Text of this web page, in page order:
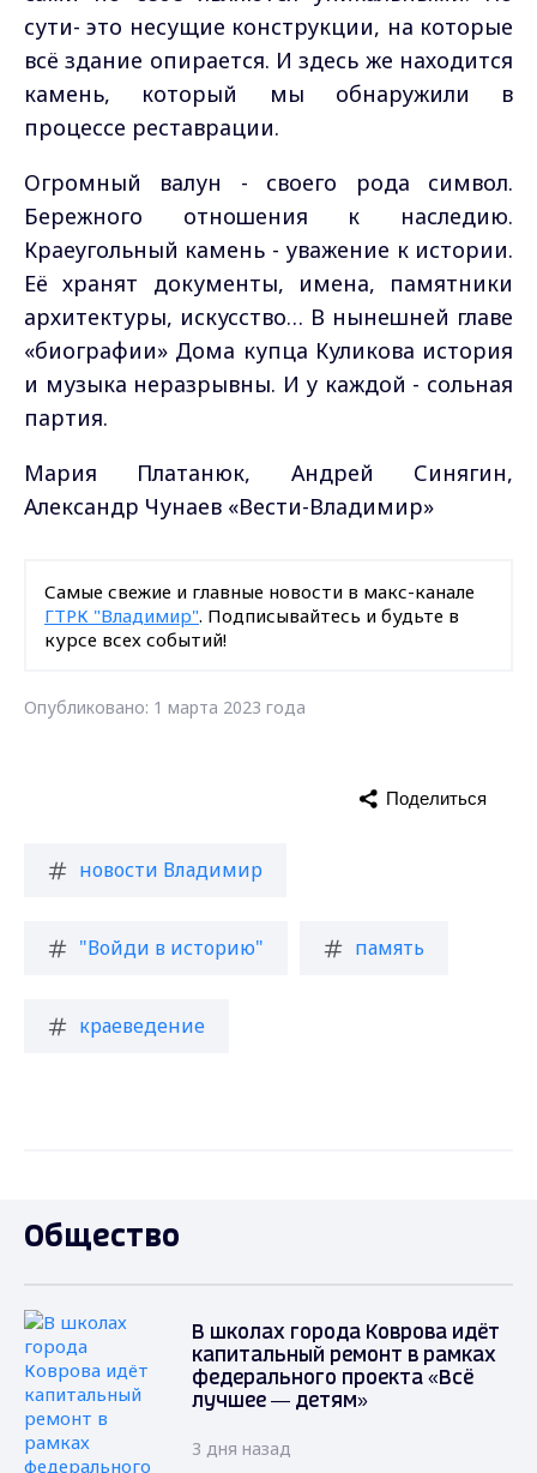
сути- это несущие конструкции, на которые
всё здание опирается. И здесь же находится
камень, который мы обнаружили в
процессе реставрации.
Огромный валун - своего рода символ.
Бережного отношения к наследию.
Краеугольный камень - уважение к истории.
Её хранят документы, имена, памятники
архитектуры, искусство… В нынешней главе
«биографии» Дома купца Куликова история
и музыка неразрывны. И у каждой - сольная
партия.
Мария Платанюк, Андрей Синягин,
Александр Чунаев «Вести-Владимир»
Самые свежие и главные новости в макс-канале
ГТРК "Владимир". Подписывайтесь и будьте в
курсе всех событий!
Опубликовано: 1 марта 2023 года
новости Владимир
"Войди в историю" память
краеведение
Поделиться
Общество
В школах города Коврова идёт
капитальный ремонт в рамках
федерального проекта «Всё
лучшее — детям»
3 дня назад